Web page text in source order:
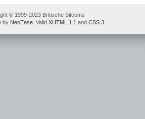
© 1999-2023 Britische Sitcoms
by NeoEase . Valid XHTML 1.1 and CSS 3